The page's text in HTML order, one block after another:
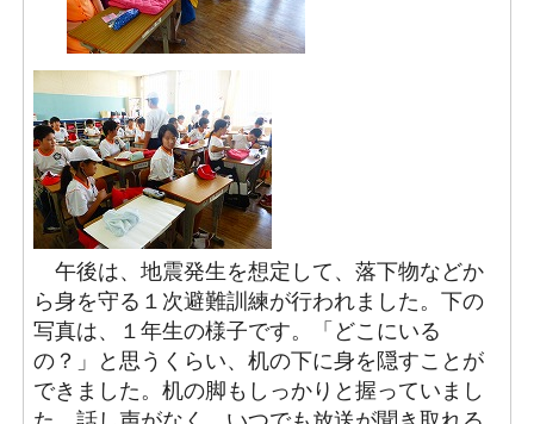
午後は、地震発生を想定して、落下物などか
ら身を守る１次避難訓練が行われました。下の
写真は、１年生の様子です。「どこにいる
の？」と思うくらい、机の下に身を隠すことが
できました。机の脚もしっかりと握っていまし